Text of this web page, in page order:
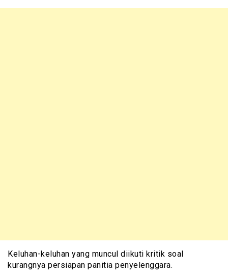
Keluhan-keluhan yang muncul diikuti kritik soal
kurangnya persiapan panitia penyelenggara.